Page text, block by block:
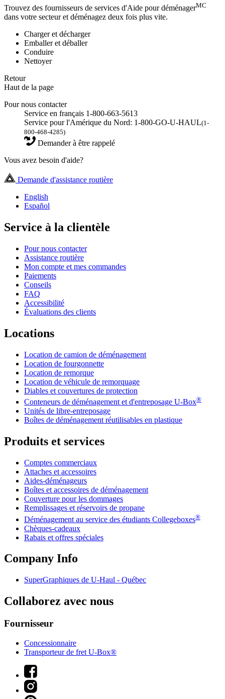
Trouvez des fournisseurs de services d'Aide pour déménagerMC
dans votre secteur et déménagez deux fois plus vite.
Charger et décharger
Emballer et déballer
Conduire
Nettoyer
Retour
Haut de la page
Pour nous contacter
Service en français 1-800-663-5613
Service pour l'Amérique du Nord: 1-800-GO-U-HAUL(1-
800-468-4285)
Demander à être rappelé
Vous avez besoin d'aide?
Demande d'assistance routière
English
Español
Service à la clientèle
Pour nous contacter
Assistance routière
Mon compte et mes commandes
Paiements
Conseils
FAQ
Accessibilité
Évaluations des clients
Locations
Location de camion de déménagement
Location de fourgonnette
Location de remorque
Location de véhicule de remorquage
Diables et couvertures de protection
Conteneurs de déménagement et d'entreposage U-Box®
Unités de libre-entreposage
Boîtes de déménagement réutilisables en plastique
Produits et services
Comptes commerciaux
Attaches et accessoires
Aides-déménageurs
Boîtes et accessoires de déménagement
Couverture pour les dommages
Remplissages et réservoirs de propane
Déménagement au service des étudiants Collegeboxes®
Chèques-cadeaux
Rabais et offres spéciales
Company Info
SuperGraphiques de U-Haul - Québec
Collaborez avec nous
Fournisseur
Concessionnaire
Transporteur de fret U-Box®